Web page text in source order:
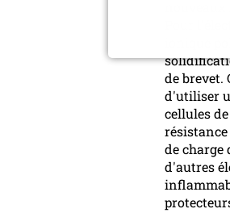
de brevet.
d'utiliser
cellules
de charge
d'autres